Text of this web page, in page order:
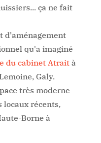
ça ne fait
d'aménagement
qu'a imaginé
du cabinet Atraità
Galy.
très moderne
locaux récents,
Borne à